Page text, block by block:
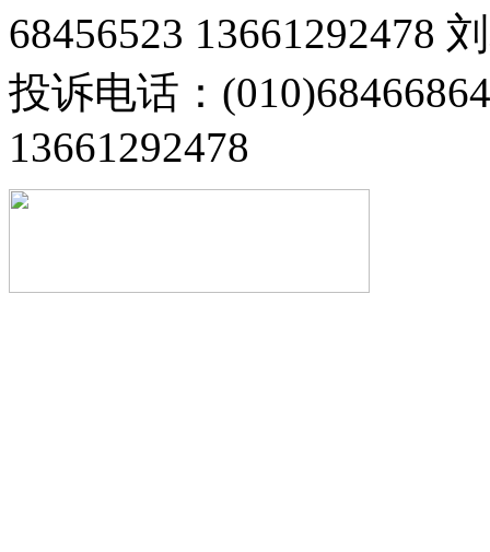
68456523 13661292478
投诉电话：
13661292478